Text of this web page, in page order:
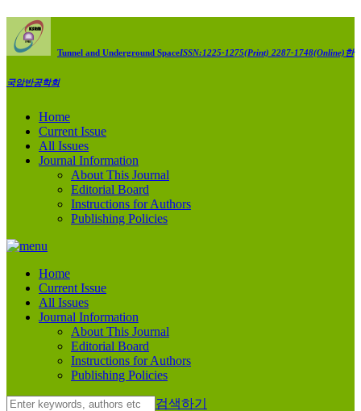
Tunnel and Underground SpaceISSN:1225-1275(Print) 2287-1748(Online) 한
국암반공학회
Home
Current Issue
All Issues
Journal Information
About This Journal
Editorial Board
Instructions for Authors
Publishing Policies
Home
Current Issue
All Issues
Journal Information
About This Journal
Editorial Board
Instructions for Authors
Publishing Policies
검색하기